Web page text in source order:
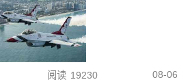
阅读 19230 08-06